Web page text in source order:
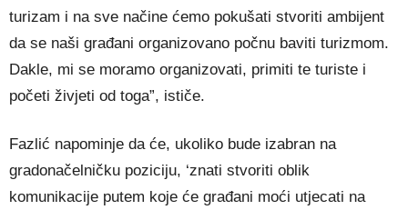
turizam i na sve načine ćemo pokušati stvoriti ambijent
da se naši građani organizovano počnu baviti turizmom.
Dakle, mi se moramo organizovati, primiti te turiste i
početi živjeti od toga”, ističe.
Fazlić napominje da će, ukoliko bude izabran na
gradonačelničku poziciju, ‘znati stvoriti oblik
komunikacije putem koje će građani moći utjecati na